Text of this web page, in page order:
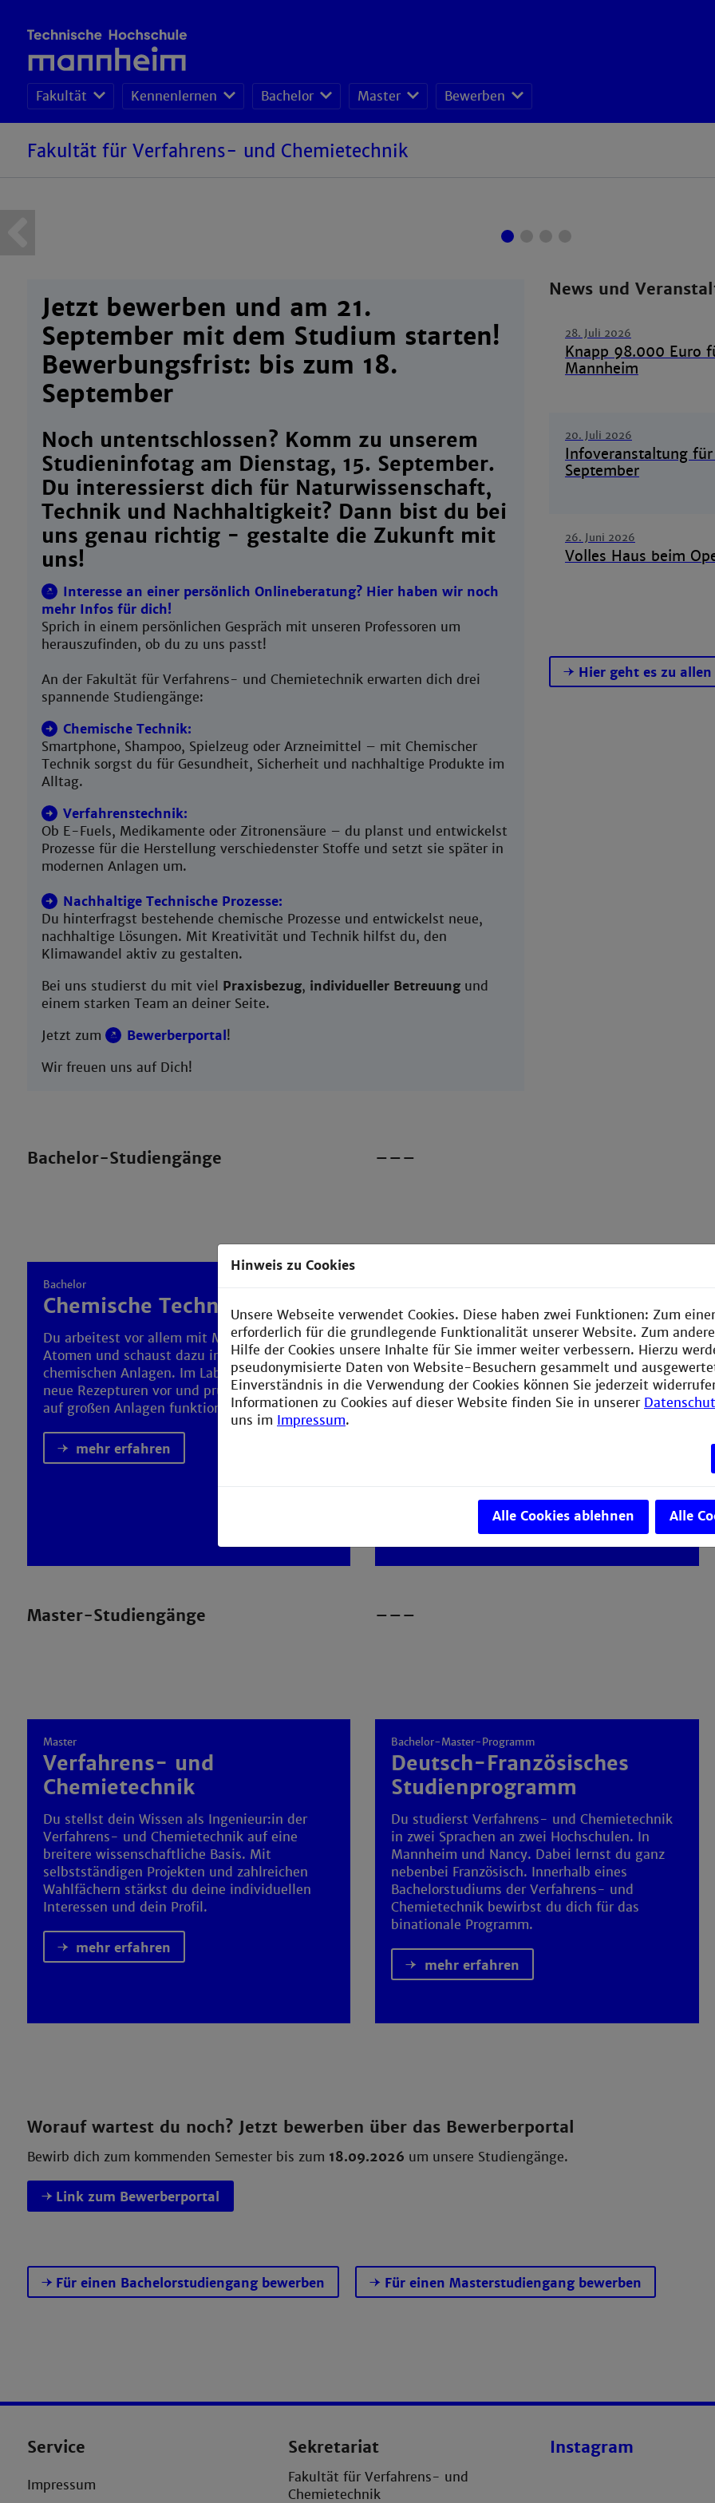
Fakultät Kennenlernen Bachelor Master Bewerben
Fakultät für Verfahrens- und Chemietechnik
Jetzt bewerben und am 21.
September mit dem Studium starten!
Bewerbungsfrist: bis zum 18.
September
Noch untentschlossen? Komm zu unserem
Studieninfotag am Dienstag, 15. September.
Du interessierst dich für Naturwissenschaft,
Technik und Nachhaltigkeit? Dann bist du bei
uns genau richtig - gestalte die Zukunft mit
uns!
Interesse an einer persönlich Onlineberatung? Hier haben wir noch
mehr Infos für dich!
Sprich in einem persönlichen Gespräch mit unseren Professoren um
herauszufinden, ob du zu uns passt!
An der Fakultät für Verfahrens- und Chemietechnik erwarten dich drei
spannende Studiengänge:
Chemische Technik:
Smartphone, Shampoo, Spielzeug oder Arzneimittel – mit Chemischer
Technik sorgst du für Gesundheit, Sicherheit und nachhaltige Produkte im
Alltag.
Verfahrenstechnik:
Ob E-Fuels, Medikamente oder Zitronensäure – du planst und entwickelst
Prozesse für die Herstellung verschiedenster Stoffe und setzt sie später in
modernen Anlagen um.
Nachhaltige Technische Prozesse:
Du hinterfragst bestehende chemische Prozesse und entwickelst neue,
nachhaltige Lösungen. Mit Kreativität und Technik hilfst du, den
Klimawandel aktiv zu gestalten.
Bei uns studierst du mit viel Praxisbezug, individueller Betreuungund
einem starken Team an deiner Seite.
Jetzt zum
Bewerberportal !
Wir freuen uns auf Dich!
News und
28. Juli 2026
Knapp 98.000 Euro
Mannheim
20. Juli 2026
Infoveranstaltung für
September
26. Juni 2026
Volles Haus beim
Hier geht es zu
Bachelor-Studiengänge
Bachelor
Chemische Technik
Du arbeitest vor allem mit Molekülen und
Atomen und schaust dazu ins Innere von
chemischen Anlagen. Im Labor bereitest du
neue Rezepturen vor und prüfst, ob diese auch
auf großen Anlagen funktionieren.
mehr erfahren
Master-Studiengänge
Master
Verfahrens- und
Chemietechnik
Du stellst dein Wissen als Ingenieur:in der
Verfahrens- und Chemietechnik auf eine
breitere wissenschaftliche Basis. Mit
selbstständigen Projekten und zahlreichen
Wahlfächern stärkst du deine individuellen
Interessen und dein Profil.
mehr erfahren
–––
Verfahrenstechnik
Du entwickelst Prozesse in denen Stoffe
hergestellt werden - vom Antibiotikum über
E-Fuels bis zur Zitronensäure. Die
erforderlichen naturwissenschaftlich-
technischen Basics hast du bei uns gelernt.
–––
Bachelor-Master-Programm
Deutsch-Französisches
Studienprogramm
Du studierst Verfahrens- und Chemietechnik
in zwei Sprachen an zwei Hochschulen. In
Mannheim und Nancy. Dabei lernst du ganz
nebenbei Französisch. Innerhalb eines
Bachelorstudiums der Verfahrens- und
Chemietechnik bewirbst du dich für das
binationale Programm.
mehr erfahren
Worauf wartest du noch? Jetzt bewerben über das Bewerberportal
Bewirb dich zum kommenden Semester bis zum 18.09.2026 um unsere Studiengänge.
Link zum Bewerberportal
Für einen Bachelorstudiengang bewerben Für einen Masterstudiengang bewerben
Service
Impressum
Sekretariat
Fakultät für Verfahrens- und
Chemietechnik
Instagram
Hinweis zu Cookies
Unsere Webseite verwendet Cookies. Diese haben zwei Funktionen: Zum
erforderlich für die grundlegende Funktionalität unserer Website. Zum
Hilfe der Cookies unsere Inhalte für Sie immer weiter verbessern. Hierzu
pseudonymisierte Daten von Website-Besuchern gesammelt und
Einverständnis in die Verwendung der Cookies können Sie jederzeit
Informationen zu Cookies auf dieser Website finden Sie in unserer
uns im Impressum.
Alle Cookies ablehnen Alle